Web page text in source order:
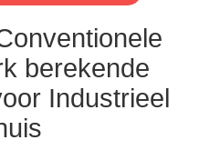
berekende
Industrieel